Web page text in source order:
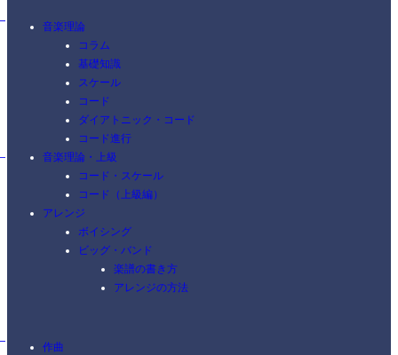
音楽理論
コラム
基礎知識
スケール
コード
ダイアトニック・コード
コード進行
音楽理論・上級
コード・スケール
コード（上級編）
アレンジ
ボイシング
ビッグ・バンド
楽譜の書き方
アレンジの方法
作曲